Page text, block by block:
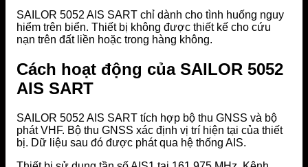
SAILOR 5052 AIS SART chỉ dành cho tình huống nguy
hiểm trên biển. Thiết bị không được thiết kế cho cứu
nạn trên đất liền hoặc trong hàng không.
Cách hoạt động của SAILOR 5052
AIS SART
SAILOR 5052 AIS SART tích hợp bộ thu GNSS và bộ
phát VHF. Bộ thu GNSS xác định vị trí hiện tại của thiết
bị. Dữ liệu sau đó được phát qua hệ thống AIS.